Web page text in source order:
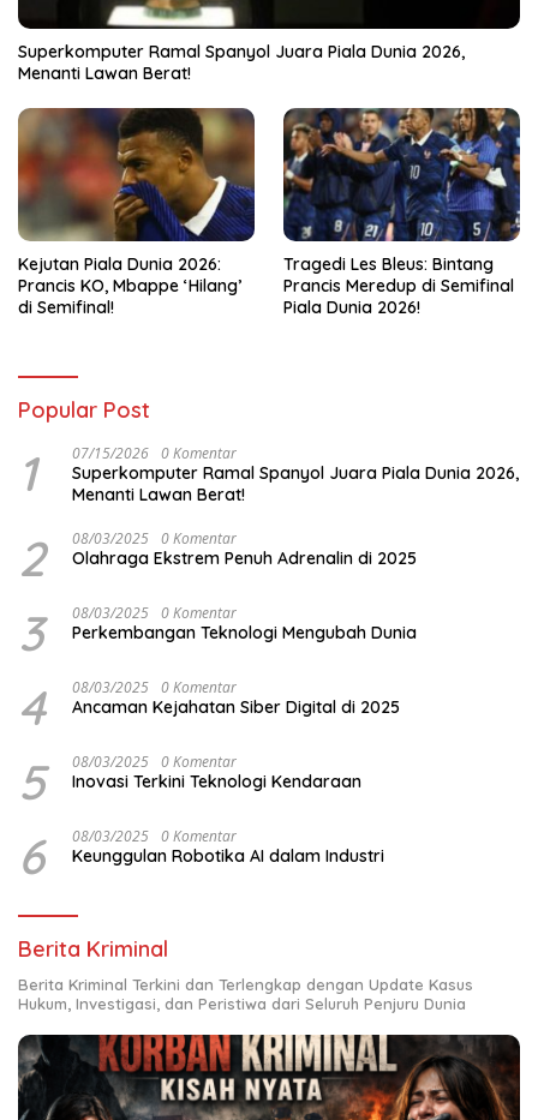
Superkomputer Ramal Spanyol Juara Piala Dunia 2026,
Menanti Lawan Berat!
Kejutan Piala Dunia 2026:
Prancis KO, Mbappe ‘Hilang’
di Semifinal!
Tragedi Les Bleus: Bintang
Prancis Meredup di Semifinal
Piala Dunia 2026!
Popular Post
1 07/15/2026 0 Komentar
Superkomputer Ramal Spanyol Juara Piala Dunia 2026,
Menanti Lawan Berat!
2 08/03/2025 0 Komentar
Olahraga Ekstrem Penuh Adrenalin di 2025
3 08/03/2025 0 Komentar
Perkembangan Teknologi Mengubah Dunia
4 08/03/2025 0 Komentar
Ancaman Kejahatan Siber Digital di 2025
5 08/03/2025 0 Komentar
Inovasi Terkini Teknologi Kendaraan
6 08/03/2025 0 Komentar
Keunggulan Robotika AI dalam Industri
Berita Kriminal
Berita Kriminal Terkini dan Terlengkap dengan Update Kasus
Hukum, Investigasi, dan Peristiwa dari Seluruh Penjuru Dunia